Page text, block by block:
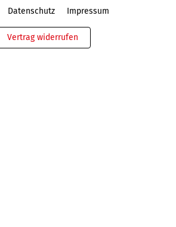
Datenschutz Impressum
Vertrag widerrufen